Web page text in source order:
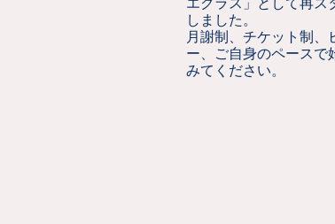
しました。
月謝制、チケット制、
ー、ご自身のペースで
みてください。